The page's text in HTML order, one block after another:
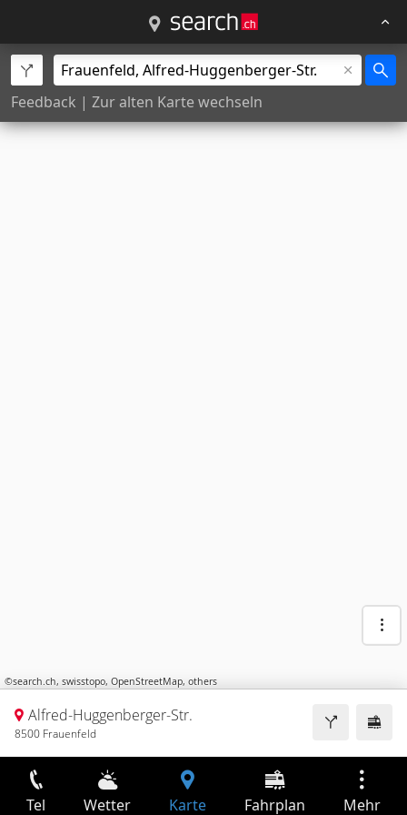
Feedback | Zur alten Karte wechseln
©search.ch, swisstopo, OpenStreetMap, others
Alfred-Huggenberger-Str.
8500 Frauenfeld
Tel Wetter Karte Fahrplan Mehr